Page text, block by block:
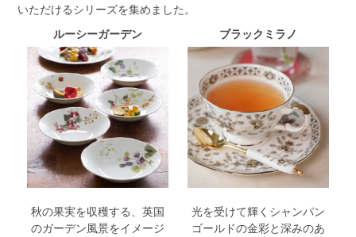
いただけるシリーズを集めました。
ルーシーガーデン
秋の果実を収穫する、英国
のガーデン風景をイメージ
ブラックミラノ
光を受けて輝くシャンパン
ゴールドの金彩と深みのあ